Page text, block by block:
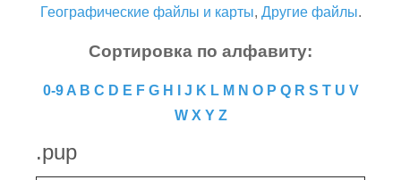
Географические файлы и карты, Другие файлы.
Сортировка по алфавиту:
0-9 A B C D E F G H J K L M N O P Q R S T U V
W X Y Z
.pup